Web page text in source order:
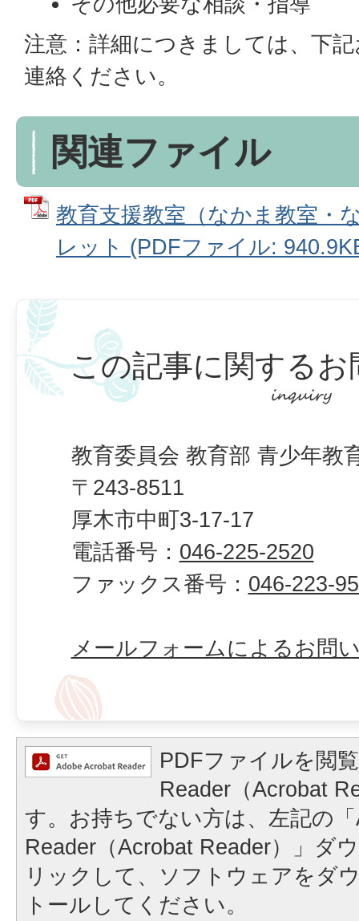
注意：詳細につきましては、下
連絡ください。
関連ファイル
教育支援教室（なかま教室・
レット (PDFファイル:
この記事に関するお
教育委員会 教育部 青少年教
〒243-8511
厚木市中町3-17-17
電話番号： 046-225-2520
ファックス番号： 046-223-
メールフォームによるお問
PDFファイルを閲
Reader（Acrobat
す。お持ちでない方は、左記の
Reader（Acrobat Reader）」ダ
リックして、ソフトウェアをダ
トールしてください。